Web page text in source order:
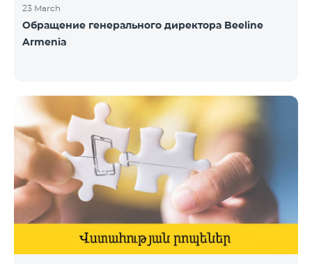
23 March
Обращение генерального директора Beeline
Armenia